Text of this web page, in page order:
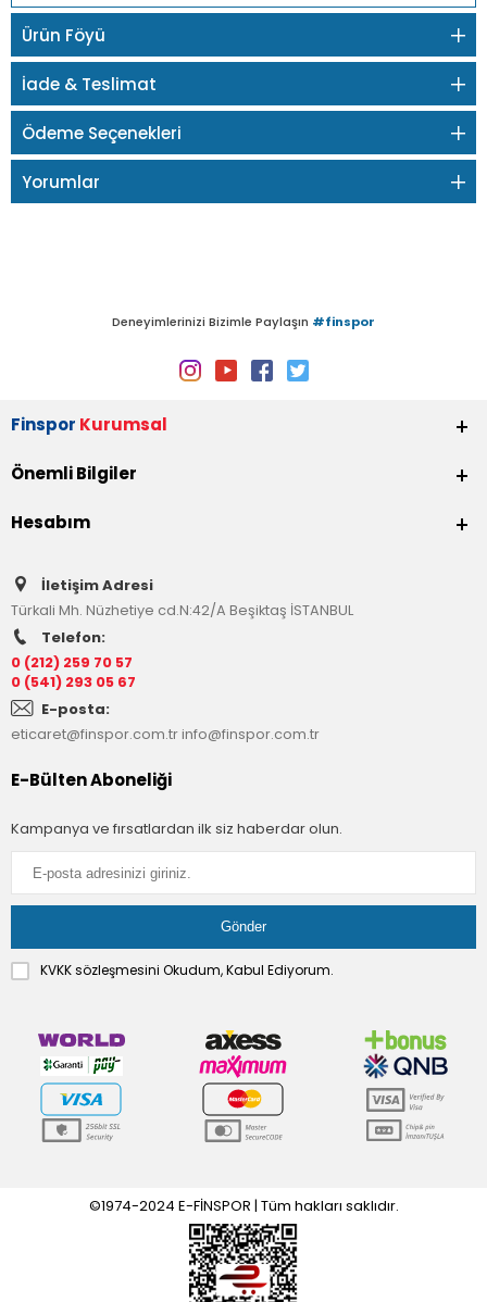
Ürün Föyü
İade & Teslimat
Ödeme Seçenekleri
Yorumlar
Deneyimlerinizi Bizimle Paylaşın #finspor
Finspor Kurumsal
Önemli Bilgiler
Hesabım
İletişim Adresi
Türkali Mh. Nüzhetiye cd.N:42/A Beşiktaş İSTANBUL
Telefon:
0 (212) 259 70 57
0 (541) 293 05 67
E-posta:
eticaret@finspor.com.trinfo@finspor.com.tr
E-Bülten Aboneliği
Kampanya ve fırsatlardan ilk siz haberdar olun.
KVKK sözleşmesini Okudum, Kabul Ediyorum.
©1974-2024 E-FİNSPOR | Tüm hakları saklıdır.